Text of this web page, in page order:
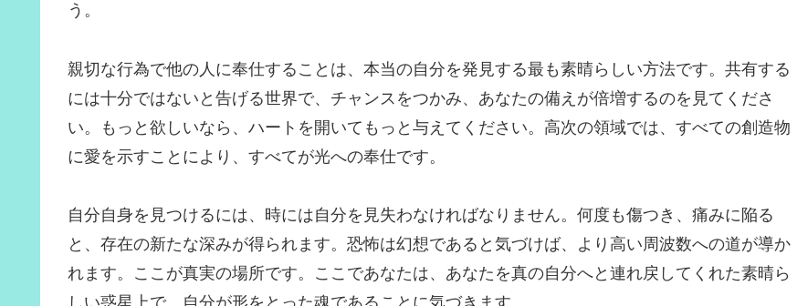
う。
親切な行為で他の人に奉仕することは、本当の自分を発見する最も素晴らしい方法です。共有する
には十分ではないと告げる世界で、チャンスをつかみ、あなたの備えが倍増するのを見てくださ
い。もっと欲しいなら、ハートを開いてもっと与えてください。高次の領域では、すべての創造物
に愛を示すことにより、すべてが光への奉仕です。
自分自身を見つけるには、時には自分を見失わなければなりません。何度も傷つき、痛みに陥る
と、存在の新たな深みが得られます。恐怖は幻想であると気づけば、より高い周波数への道が導か
れます。ここが真実の場所です。ここであなたは、あなたを真の自分へと連れ戻してくれた素晴ら
しい惑星上で、自分が形をとった魂であることに気づきます。